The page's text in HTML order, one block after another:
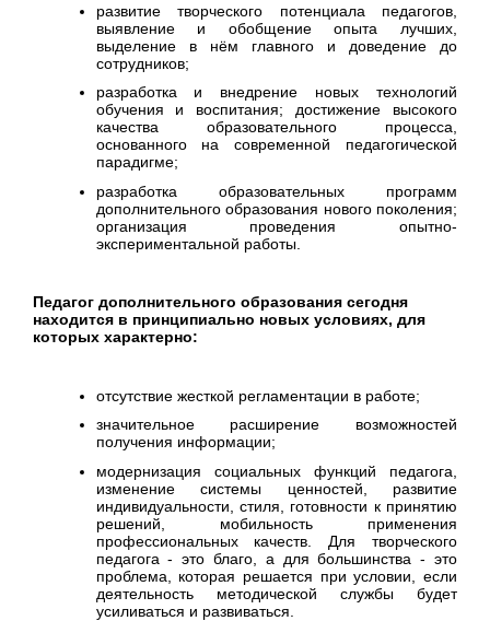
развитие творческого потенциала педагогов,
выявление и обобщение опыта лучших,
выделение в нём главного и доведение до
сотрудников;
разработка и внедрение новых технологий
обучения и воспитания; достижение высокого
качества образовательного процесса,
основанного на современной педагогической
парадигме;
разработка образовательных программ
дополнительного образования нового поколения;
организация проведения опытно-
экспериментальной работы.
Педагог дополнительного образования сегодня
находится в принципиально новых условиях, для
которых характерно:
отсутствие жесткой регламентации в работе;
значительное расширение возможностей
получения информации;
модернизация социальных функций педагога,
изменение системы ценностей, развитие
индивидуальности, стиля, готовности к принятию
решений, мобильность применения
профессиональных качеств. Для творческого
педагога - это благо, а для большинства - это
проблема, которая решается при условии, если
деятельность методической службы будет
усиливаться и развиваться.